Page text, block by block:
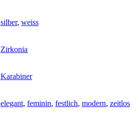
silber, weiss
Zirkonia
Karabiner
elegant, feminin, festlich, modern, zeitlos